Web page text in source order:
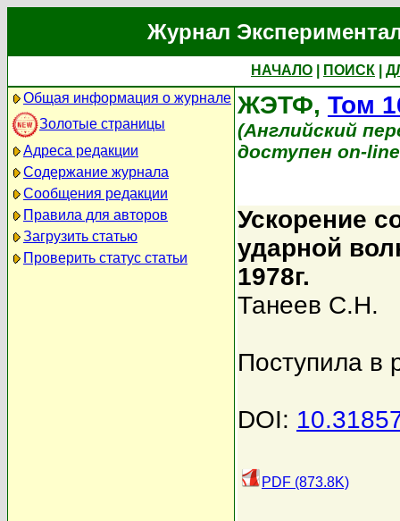
Журнал
НАЧАЛО ПОИСК
Общая информация о журнале
Золотые страницы
Адреса редакции
Содержание журнала
Сообщения редакции
Правила для авторов
Загрузить статью
Проверить статус статьи
ЖЭТФ, Том
(Английский
доступен on-
Ускорение
ударной
1978г.
Танеев С.Н.
Поступила в
DOI:
PDF (873.8K)